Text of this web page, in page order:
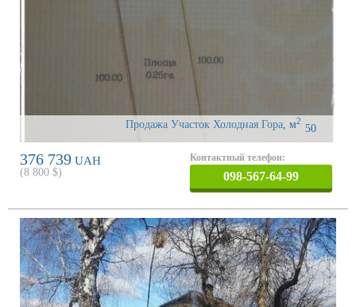
Продажа Участок Холодная Гора 50
м2
376 739 UAH
(8 800 $)
Контактный телефон:
098-567-64-99